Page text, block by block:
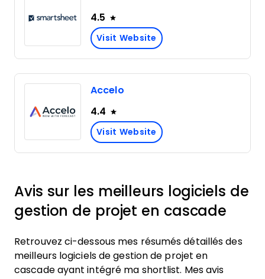
4.5
Visit Website
Accelo
4.4
Visit Website
Avis sur les meilleurs logiciels de
gestion de projet en cascade
Retrouvez ci-dessous mes résumés détaillés des
meilleurs logiciels de gestion de projet en
cascade ayant intégré ma shortlist. Mes avis